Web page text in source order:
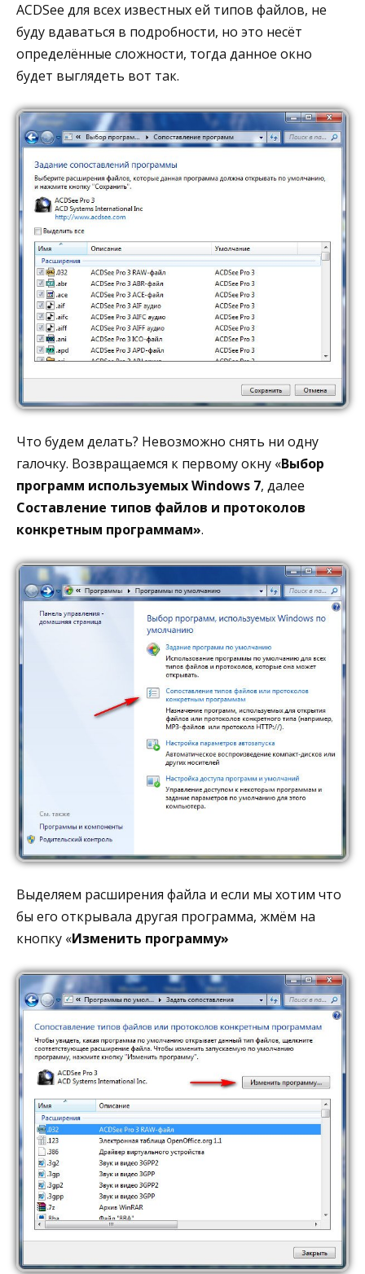
ACDSee для всех известных ей типов файлов, не
буду вдаваться в подробности, но это несёт
определённые сложности, тогда данное окно
будет выглядеть вот так.
Что будем делать? Невозможно снять ни одну
галочку. Возвращаемся к первому окну «Выбор
программ используемых Windows 7, далее
Составление типов файлов и протоколов
конкретным программам».
Выделяем расширения файла и если мы хотим что
бы его открывала другая программа, жмём на
кнопку «Изменить программу»